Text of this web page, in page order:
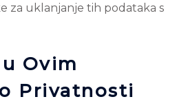
za uklanjanje tih podataka s
Ovim
Privatnosti